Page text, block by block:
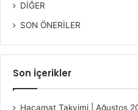
DİĞER
SON ÖNERİLER
Son İçerikler
Hacamat Takvimi | Ağustos